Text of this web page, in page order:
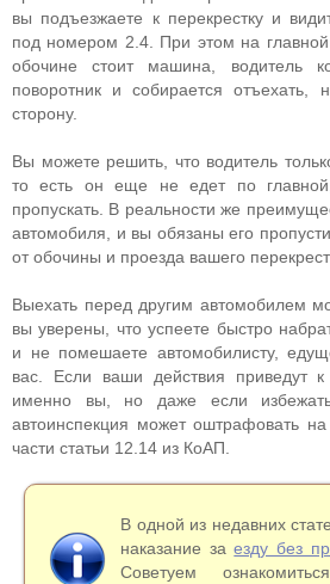
вы подъезжаете к перекрестку и
под номером 2.4. При этом на
обочине стоит машина, водитель
поворотник и собирается отъехать,
сторону.
Вы можете решить, что водитель
то есть он еще не едет по
пропускать. В реальности же
автомобиля, и вы обязаны его
от обочины и проезда вашего
Выехать перед другим автомобилем
вы уверены, что успеете быстро
и не помешаете автомобилисту,
вас. Если ваши действия приведут
именно вы, но даже если
автоинспекция может оштрафовать
части статьи 12.14 из КоАП.
В одной из недавних
наказание заезду без
Советуем